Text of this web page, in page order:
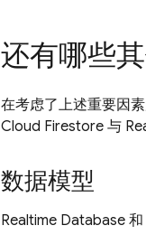
还有哪些
在考虑了上述重要因
Cloud Firestore 与
数据模型
Realtime Database 和